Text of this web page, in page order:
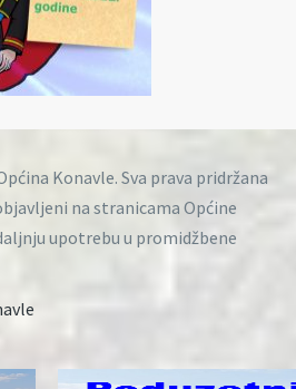
Konavle. Sva prava pridržana
na stranicama Općine
upotrebu u promidžbene